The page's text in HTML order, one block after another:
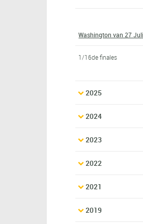
Washington van 27
1/16de finales
2025
2024
2023
2022
2021
2019